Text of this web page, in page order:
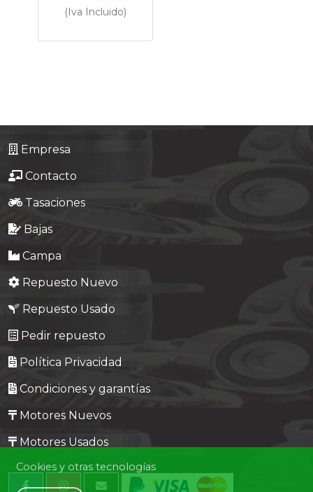
(Iva Incluido)
Empresa
Contacto
Tasaciones
Bajas
Campa
Repuesto Nuevo
Repuesto Usado
Pedir repuesto
Política Privacidad
Condiciones y garantías
Motores Nuevos
Motores Usados
Cookies y otras tecnologías